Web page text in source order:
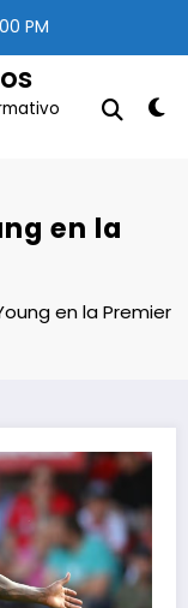
PM
en la
en la Premier